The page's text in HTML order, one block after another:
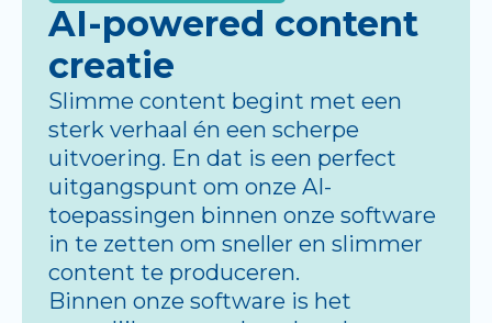
AI-powered content
creatie
Slimme content begint met een
sterk verhaal én een scherpe
uitvoering. En dat is een perfect
uitgangspunt om onze AI-
toepassingen binnen onze software
in te zetten om sneller en slimmer
content te produceren.
Binnen onze software is het